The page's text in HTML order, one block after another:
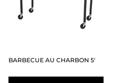
BARBECUE AU CHARBON 5′